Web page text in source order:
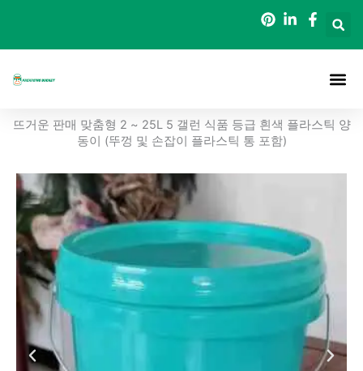
츠
뜨거운 판매 맞춤형 2 ~ 25L 5 갤런 식품 등급 흰색 플라스틱 양
동이 (뚜껑 및 손잡이 플라스틱 통 포함)